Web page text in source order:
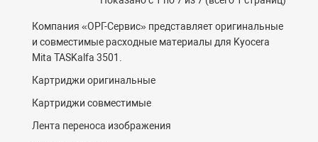
Компания «ОРГ-Cервис» представляет оригинальные
и совместимые расходные материалы для Kyocera
Mita TASKalfa 3501.
Картриджи оригинальные
Картриджи совместимые
Лента переноса изображения